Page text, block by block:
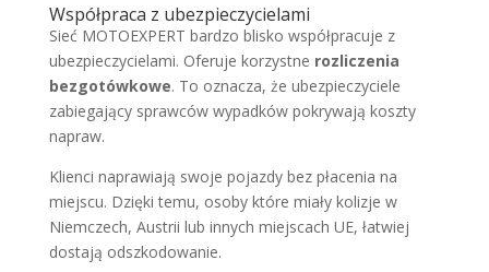
Współpraca z ubezpieczycielami
Sieć MOTOEXPERT bardzo blisko współpracuje z
ubezpieczycielami. Oferuje korzystne rozliczenia
bezgotówkowe. To oznacza, że ubezpieczyciele
zabiegający sprawców wypadków pokrywają koszty
napraw.
Klienci naprawiają swoje pojazdy bez płacenia na
miejscu. Dzięki temu, osoby które miały kolizje w
Niemczech, Austrii lub innych miejscach UE, łatwiej
dostają odszkodowanie.